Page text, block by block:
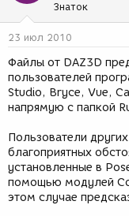
Знаток
23 июл 2010
Файлы от DAZ3D
пользователей
Studio, Bryce, Vue,
напрямую с папкой
Пользователи
благоприятных
установленные в
помощью модулей
этом случае